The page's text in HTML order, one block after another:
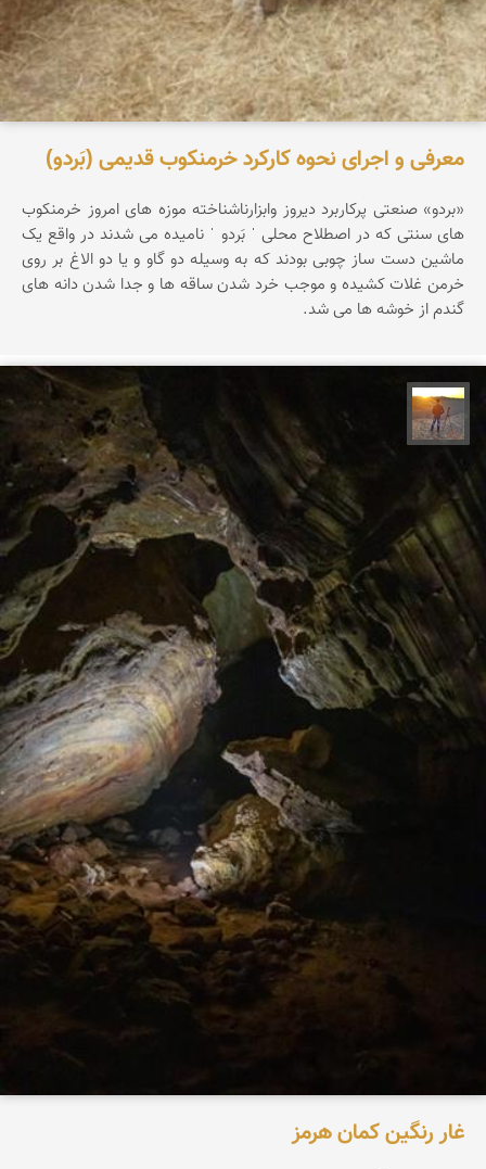
معرفی و اجرای نحوه کارکرد خرمنکوب قدیمی (بَردو)
«بردو» صنعتی پرکاربرد دیروز وابزارناشناخته موزه های امروز خرمنکوب
های سنتی که در اصطلاح محلی ˈ بَردو ˈ نامیده می شدند در واقع یک
ماشین دست ساز چوبی بودند که به وسیله دو گاو و یا دو الاغ بر روی
خرمن غلات کشیده و موجب خرد شدن ساقه ها و جدا شدن دانه های
گندم از خوشه ها می شد.
غار رنگین کمان هرمز